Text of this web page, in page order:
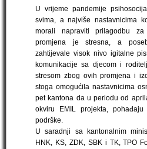
U vrijeme pandemije
svima, a najviše nastavnicima
morali napraviti prilagodbu
promjena je stresna, a
zahtijevale visok nivo igitalne
komunikacije sa djecom i
stresom zbog ovih promjena i
stoga omogućila nastavnicima
pet kantona da u periodu od
okviru EMIL projekta, pohađaju
podrške.
U saradnji sa kantonalnim
HNK, KS, ZDK, SBK i TK, TPO